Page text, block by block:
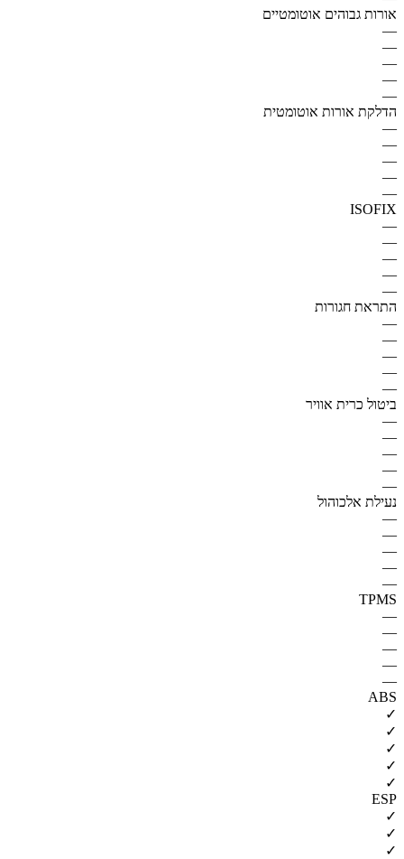
אורות גבוהים אוטומטיים
—
—
—
—
—
הדלקת אורות אוטומטית
—
—
—
—
—
ISOFIX
—
—
—
—
—
התראת חגורות
—
—
—
—
—
ביטול כרית אוויר
—
—
—
—
—
נעילת אלכוהול
—
—
—
—
—
TPMS
—
—
—
—
—
ABS
✓
✓
✓
✓
✓
ESP
✓
✓
✓